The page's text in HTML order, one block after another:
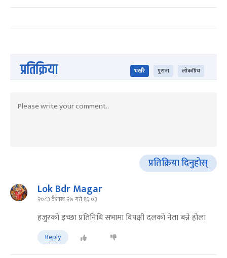
प्रतिक्रिया भर्खरै पुराना लोकप्रिय
प्रतिक्रिया दिनुहोस्
Lok Bdr Magar
२०८३ वैशाख २७ गते १६:०३
हजुरको इच्छा प्रतिनिधि सभामा विपक्षी दलको नेता बन्ने होला
Reply